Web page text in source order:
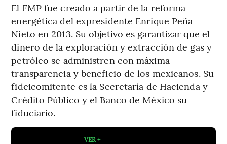
El FMP fue creado a partir de la reforma
energética del expresidente Enrique Peña
Nieto en 2013. Su objetivo es garantizar que el
dinero de la exploración y extracción de gas y
petróleo se administren con máxima
transparencia y beneficio de los mexicanos. Su
fideicomitente es la Secretaría de Hacienda y
Crédito Público y el Banco de México su
fiduciario.
VER +